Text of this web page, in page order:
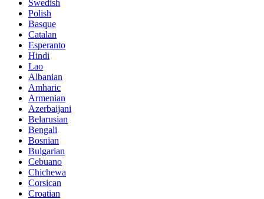
Swedish
Polish
Basque
Catalan
Esperanto
Hindi
Lao
Albanian
Amharic
Armenian
Azerbaijani
Belarusian
Bengali
Bosnian
Bulgarian
Cebuano
Chichewa
Corsican
Croatian